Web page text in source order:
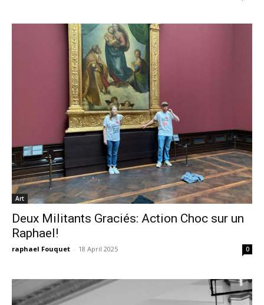
Art
Deux Militants Graciés: Action Choc sur un
Raphael!
raphael Fouquet - 18 April 2025 0